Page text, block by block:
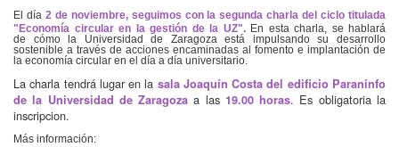
El día 2 de noviembre, seguimos con la segunda charla del ciclo titulada
" Economía circular en la gestión de la UZ". En esta charla, se hablará
de cómo la Universidad de Zaragoza está impulsando su desarrollo
sostenible a través de acciones encaminadas al fomento e implantación de
la economía circular en el día a día universitario.
La charla tendrá lugar en la sala Joaquín Costa del edificio Paraninfo
de la Universidad de Zaragoza a las 19.00 horas. Es obligatoria la
inscripcion.
Más información: